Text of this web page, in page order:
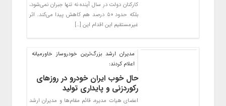
کارکنان دولت در سال آینده نه تنها جبران نمی‌شود،
بلکه حدود ۵۰ درصد هم کاهش پیدا می‌کند. اثر
غیرمستقیم این اقدام این […]
مدیران ارشد بزرگ‌ترین خودروساز خاورمیانه
اعلام کردند:
حال خوب ایران خودرو در روزهای
رکوردزنی و پایداری تولید
اعضای هیات مدیره، قائم مقام‌ها و مدیران ارشد